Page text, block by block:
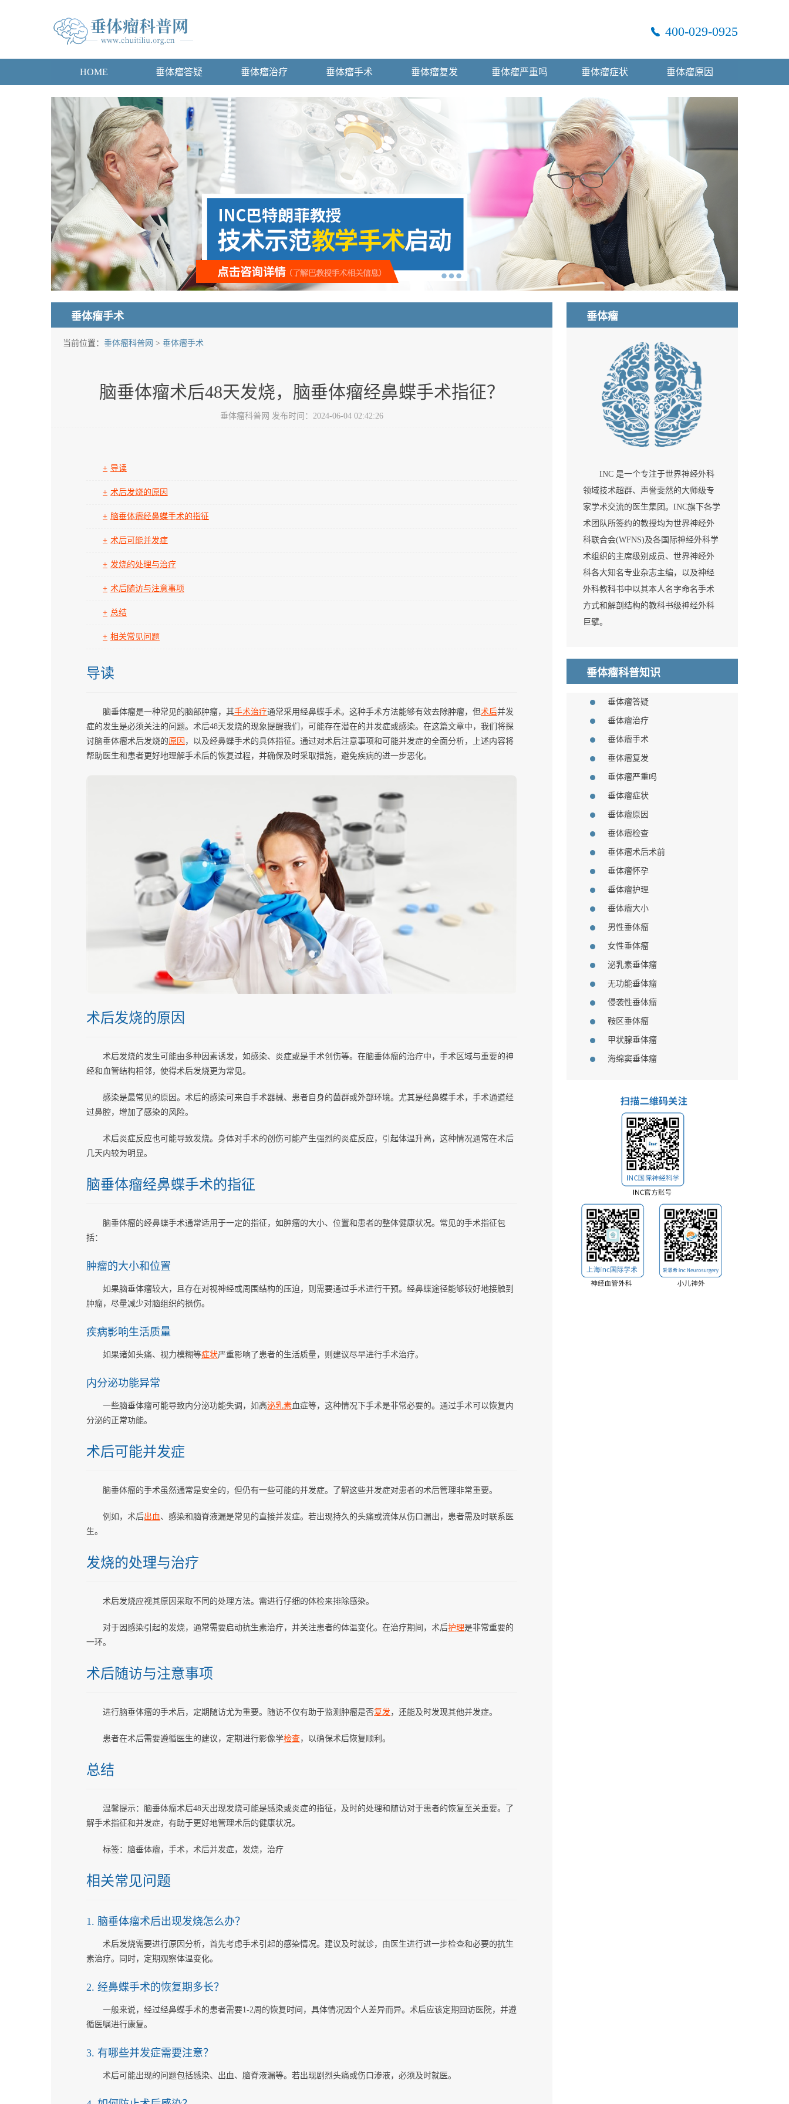
HOME 垂体瘤答疑 垂体瘤治疗 垂体瘤手术 垂体瘤复发 垂体瘤严重吗 垂体瘤症状 垂体瘤原因
400-029-0925
垂体瘤手术
当前位置： 垂体瘤科普网 > 垂体瘤手术
脑垂体瘤术后48天发烧，脑垂体瘤经鼻蝶手术指征？
垂体瘤科普网 发布时间：2024-06-04 02:42:26
导读
术后发烧的原因
脑垂体瘤经鼻蝶手术的指征
术后可能并发症
发烧的处理与治疗
术后随访与注意事项
总结
相关常见问题
导读
脑垂体瘤是一种常见的脑部肿瘤，其手术治疗通常采用经鼻蝶手术。这种手术方法能够有效去除肿瘤，但术后并发
症的发生是必须关注的问题。术后48天发烧的现象提醒我们，可能存在潜在的并发症或感染。在这篇文章中，我们将探
讨脑垂体瘤术后发烧的原因 ，以及经鼻蝶手术的具体指征。通过对术后注意事项和可能并发症的全面分析，上述内容将
帮助医生和患者更好地理解手术后的恢复过程，并确保及时采取措施，避免疾病的进一步恶化。
术后发烧的原因
术后发烧的发生可能由多种因素诱发，如感染、炎症或是手术创伤等。在脑垂体瘤的治疗中，手术区域与重要的神
经和血管结构相邻，使得术后发烧更为常见。
感染是最常见的原因。术后的感染可来自手术器械、患者自身的菌群或外部环境。尤其是经鼻蝶手术，手术通道经
过鼻腔，增加了感染的风险。
术后炎症反应也可能导致发烧。身体对手术的创伤可能产生强烈的炎症反应，引起体温升高，这种情况通常在术后
几天内较为明显。
脑垂体瘤经鼻蝶手术的指征
脑垂体瘤的经鼻蝶手术通常适用于一定的指征，如肿瘤的大小、位置和患者的整体健康状况。常见的手术指征包
括：
肿瘤的大小和位置
如果脑垂体瘤较大，且存在对视神经或周围结构的压迫，则需要通过手术进行干预。经鼻蝶途径能够较好地接触到
肿瘤，尽量减少对脑组织的损伤。
疾病影响生活质量
如果诸如头痛、视力模糊等症状严重影响了患者的生活质量，则建议尽早进行手术治疗。
内分泌功能异常
一些脑垂体瘤可能导致内分泌功能失调，如高泌乳素血症等，这种情况下手术是非常必要的。通过手术可以恢复内
分泌的正常功能。
术后可能并发症
脑垂体瘤的手术虽然通常是安全的，但仍有一些可能的并发症。了解这些并发症对患者的术后管理非常重要。
例如，术后出血、感染和脑脊液漏是常见的直接并发症。若出现持久的头痛或流体从伤口漏出，患者需及时联系医
生。
发烧的处理与治疗
术后发烧应视其原因采取不同的处理方法。需进行仔细的体检来排除感染。
对于因感染引起的发烧，通常需要启动抗生素治疗，并关注患者的体温变化。在治疗期间，术后护理是非常重要的
一环。
术后随访与注意事项
进行脑垂体瘤的手术后，定期随访尤为重要。随访不仅有助于监测肿瘤是否复发 ，还能及时发现其他并发症。
患者在术后需要遵循医生的建议，定期进行影像学检查，以确保术后恢复顺利。
总结
温馨提示：脑垂体瘤术后48天出现发烧可能是感染或炎症的指征，及时的处理和随访对于患者的恢复至关重要。了
解手术指征和并发症，有助于更好地管理术后的健康状况。
标签：脑垂体瘤，手术，术后并发症，发烧，治疗
相关常见问题
1. 脑垂体瘤术后出现发烧怎么办？
术后发烧需要进行原因分析，首先考虑手术引起的感染情况。建议及时就诊，由医生进行进一步检查和必要的抗生
素治疗。同时，定期观察体温变化。
2. 经鼻蝶手术的恢复期多长？
一般来说，经过经鼻蝶手术的患者需要1-2周的恢复时间，具体情况因个人差异而异。术后应该定期回访医院，并遵
循医嘱进行康复。
3. 有哪些并发症需要注意？
术后可能出现的问题包括感染、出血、脑脊液漏等。若出现剧烈头痛或伤口渗液，必须及时就医。
垂体瘤
INC 是一个专注于世界神经外科
领域技术超群、声誉斐然的大师级专
家学术交流的医生集团。INC旗下各学
术团队所签约的教授均为世界神经外
科联合会(WFNS)及各国际神经外科学
术组织的主席级别成员、世界神经外
科各大知名专业杂志主编，以及神经
外科教科书中以其本人名字命名手术
方式和解剖结构的教科书级神经外科
巨擘。
垂体瘤科普知识
垂体瘤答疑
垂体瘤治疗
垂体瘤手术
垂体瘤复发
垂体瘤严重吗
垂体瘤症状
垂体瘤原因
垂体瘤检查
垂体瘤术后术前
垂体瘤怀孕
垂体瘤护理
垂体瘤大小
男性垂体瘤
女性垂体瘤
泌乳素垂体瘤
无功能垂体瘤
侵袭性垂体瘤
鞍区垂体瘤
甲状腺垂体瘤
海绵窦垂体瘤